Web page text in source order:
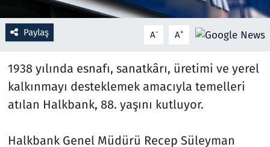
Paylaş A- A+
1938 yılında esnafı, sanatkârı, üretimi ve yerel
kalkınmayı desteklemek amacıyla temelleri
atılan Halkbank, 88. yaşını kutluyor.
Halkbank Genel Müdürü Recep Süleyman
Seçim 2023
Teknoloji ve Bilim